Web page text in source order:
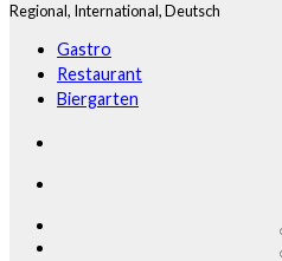
Regional, International,Deutsch
Gastro
Restaurant
Biergarten